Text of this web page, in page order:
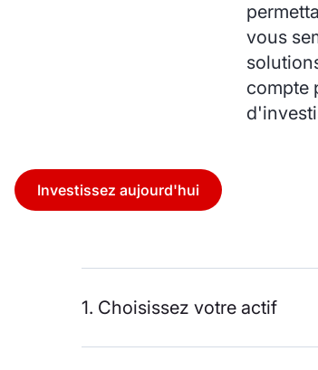
vous
compte
Investissez aujourd'hui
1. Choisissez votre actif